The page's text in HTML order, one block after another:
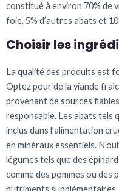
constitué à environ 70% de
foie, 5% d’autres abats et
Choisir les
La qualité des produits est
Optez pour de la viande
provenant de sources
responsable. Les abats tels
inclus dans l’alimentation
en minéraux essentiels.
légumes tels que des
comme des pommes ou